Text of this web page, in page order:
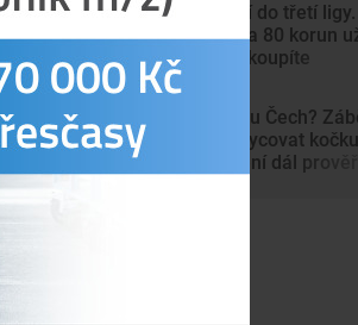
Dynamo míří do třetí ligy.
Vstupenky za 80 korun
internetu nekoupíte
Šelma na jihu Čech?
mohou zachycovat
policie hlášení dál